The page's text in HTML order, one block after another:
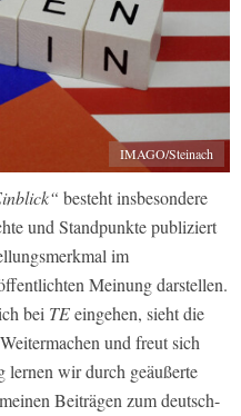
IMAGO/Steinach
besteht insbesondere
und Standpunkte publiziert
im
Meinung darstellen.
bei TEeingehen, sieht die
und freut sich
lernen wir durch geäußerte
Beiträgen zum deutsch-